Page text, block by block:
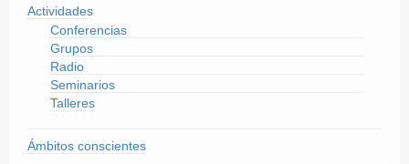
Actividades
Conferencias
Grupos
Radio
Seminarios
Talleres
Ámbitos conscientes